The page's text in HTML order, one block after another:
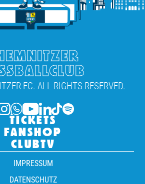
FC. ALL RIGHTS RESERVED.
TICKETS
FANSHOP
CLUBTV
IMPRESSUM
DATENSCHUTZ